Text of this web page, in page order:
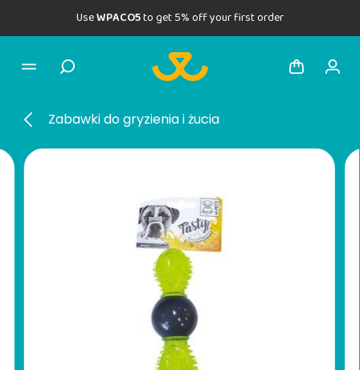
UseWPACO5to get 5% off your first order
Zabawki do gryzienia i żucia